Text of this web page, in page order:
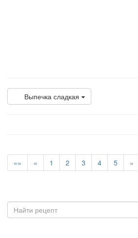
Выпечка сладкая
«« « 1 2 3 4 5 »